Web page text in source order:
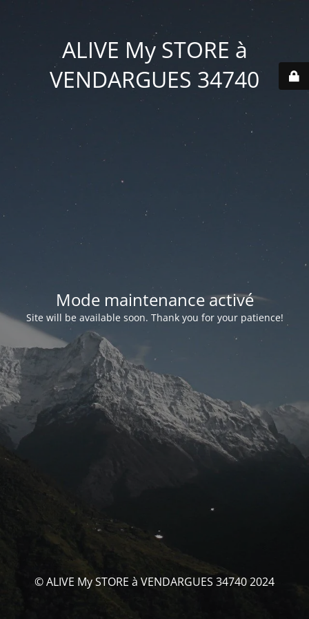
ALIVE My STORE à
VENDARGUES 34740
Mode maintenance activé
Site will be available soon. Thank you for your patience!
© ALIVE My STORE à VENDARGUES 34740 2024